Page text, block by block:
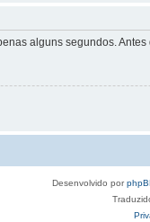
alguns segundos.
Desenvolvido por